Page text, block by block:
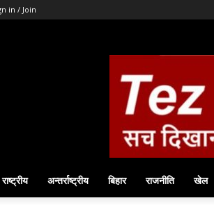
in / Join
राष्ट्रीय अन्तर्राष्ट्रीय बिहार राजनीति खेल